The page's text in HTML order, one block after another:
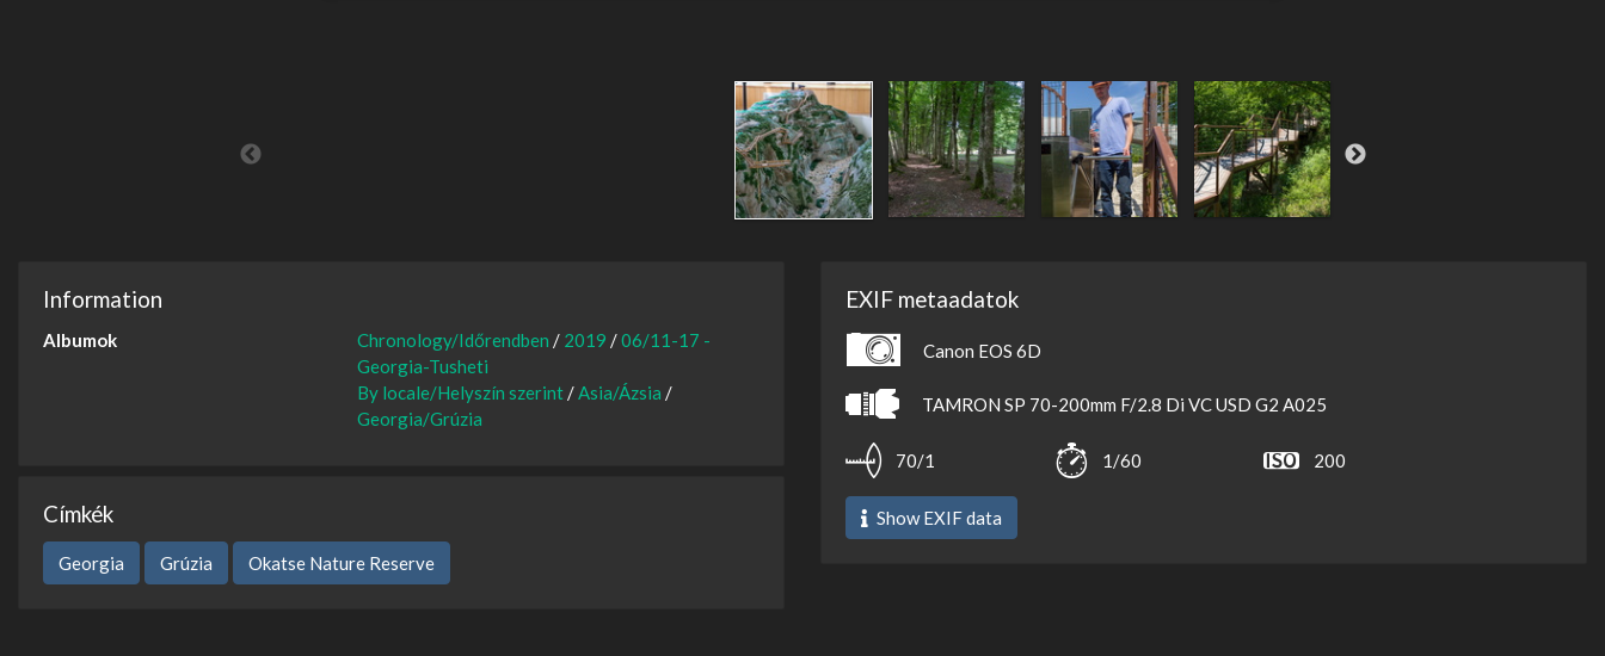
Information
Albumok Chronology/Időrendben / 2019 /06/11-17 -
Georgia-Tusheti
By locale/Helyszí­n szerint/Asia/Ázsia /
Georgia/Grúzia
Címkék
Georgia Grúzia Okatse Nature Reserve
EXIF metaadatok
Canon EOS 6D
TAMRON SP 70-200mm F/2.8 Di VC USD G2 A025
70/1 1/60 200
Show EXIF data